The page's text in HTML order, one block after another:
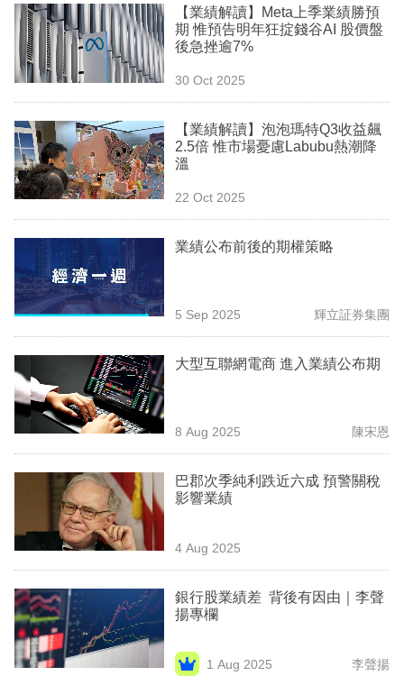
時
事
欄
訂
閱
區
【業績解讀】Meta上季業績勝預
期 惟預告明年狂掟錢谷AI 股價盤
後急挫逾7%
30 Oct 2025
【業績解讀】泡泡瑪特Q3收益飆
2.5倍 惟市場憂慮Labubu熱潮降
溫
22 Oct 2025
業績公布前後的期權策略
5 Sep 2025 輝立証券集團
大型互聯網電商 進入業績公布期
8 Aug 2025 陳宋恩
巴郡次季純利跌近六成 預警關稅
影響業績
4 Aug 2025
銀行股業績差 背後有因由｜李聲
揚專欄
1 Aug 2025 李聲揚